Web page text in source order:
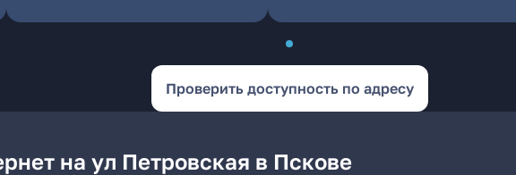
Проверить доступность по адресу
на ул Петровская в Пскове